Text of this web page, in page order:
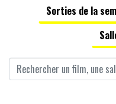
Sorties de la